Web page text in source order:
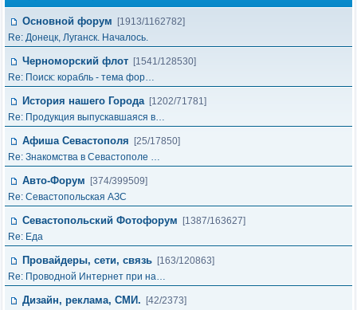
Основной форум
[1913/1162782]
Re: Донецк, Луганск. Началось.
Черноморский флот [1541/128530]
Re: Поиск: корабль - тема фор…
История нашего Города [1202/71781]
Re: Продукция выпускавшаяся в…
Афиша Севастополя
[25/17850]
Re: Знакомства в Севастополе …
Авто-Форум
[374/399509]
Re: Севастопольская АЗС
Севастопольский Фотофорум
[1387/163627]
Re: Еда
Провайдеры, сети, связь [163/120863]
Re: Проводной Интернет при на…
Дизайн, реклама, СМИ.
[42/2373]